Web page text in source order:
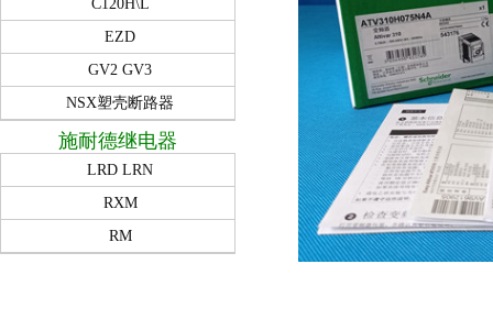
C120H\L
EZD
GV2 GV3
NSX塑壳断路器
施耐德继电器
LRD LRN
RXM
RM